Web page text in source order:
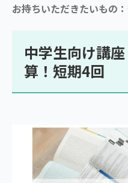
お持ちいただきたいもの
中学生向け講
算！短期4回